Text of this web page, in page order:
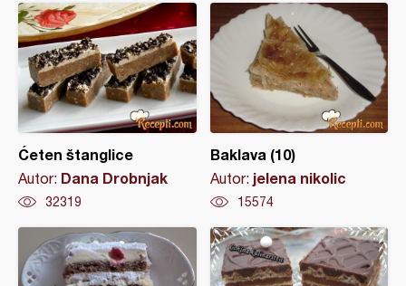
Ćeten štanglice
Autor: Dana Drobnjak
32319
Baklava (10)
Autor: jelena nikolic
15574